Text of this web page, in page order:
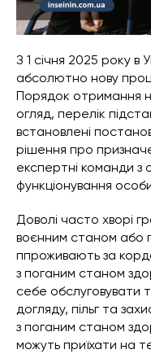
З 1 січня 2025 року в
абсолютно нову
Порядок отримання
огляд, перелік
встановлені
рішення про
експертні команди з
функціонування
Доволі часто хворі
воєнним станом або
ппроживають за
з поганим станом
себе обслуговувати
догляду, пільг та
з поганим станом
можуть приїхати на